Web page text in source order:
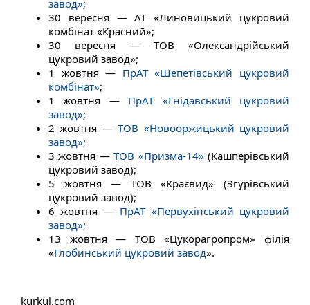
завод»;
30 вересня — АТ «Линовицький цукровий
комбінат «Красний»;
30 вересня — ТОВ «Олександрійський
цукровий завод»;
1 жовтня — ПрАТ «Шепетівський цукровий
комбінат»;
1 жовтня — ПрАТ «Гнідавський цукровий
завод»;
2 жовтня —ТОВ «Новооржицький цукровий
завод»;
3 жовтня —ТОВ «Призма-14» (Кашперівський
цукровий завод);
5 жовтня — ТОВ «Краєвид» (Згурівський
цукровий завод);
6 жовтня — ПрАТ «Первухінський цукровий
завод»;
13 жовтня — ТОВ «Цукорагропром» філія
«Глобинський цукровий завод».
kurkul.com